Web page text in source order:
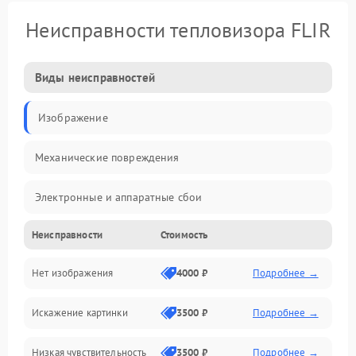
Неисправности тепловизора FLIR
Виды неисправностей
Изображение
Механические повреждения
Электронные и аппаратные сбои
Неисправности сенсора и оптики
Программные ошибки
Электропитание
Неисправности Стоимость
Нет изображения 4000 ₽ Подробнее →
Искажение картинки 3500 ₽ Подробнее →
Низкая чувствительность 3500 ₽ Подробнее →